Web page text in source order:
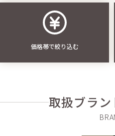
価格帯で絞り込む
取扱ブラ